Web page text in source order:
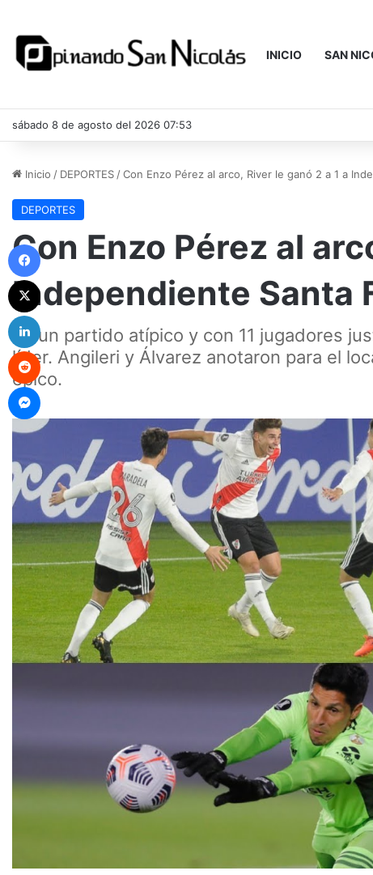
INICIO SAN
sábado 8 de agosto del 2026 07:53
Inicio / DEPORTES /Con Enzo Pérez al arco, River le ganó 2 a 1 a
DEPORTES
Con Enzo Pérez al
Independiente Santa
En un partido atípico y con 11 jugadores
líder. Angileri y Álvarez anotaron para el
épico.
Facebook
Reddit
Messenger